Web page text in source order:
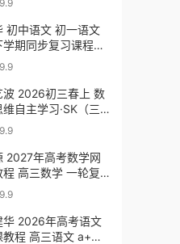
下载
初中语文 初一语文
学期同步复习课程
讲带讲义、练习）百
下载
波 2026初三春上 数
自主学习·SK（三
百度网盘下载
2027年高考数学网
程 高三数学 一轮复
假班视频教程 百度网
华 2026年高考语文
教程 高三语文 a+二